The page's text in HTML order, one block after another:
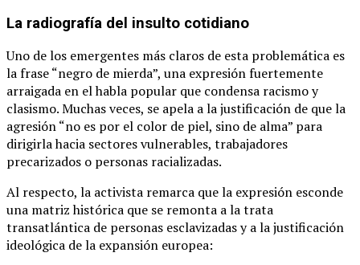
La radiografía del insulto cotidiano
Uno de los emergentes más claros de esta problemática es
la frase “negro de mierda”, una expresión fuertemente
arraigada en el habla popular que condensa racismo y
clasismo. Muchas veces, se apela a la justificación de que la
agresión “no es por el color de piel, sino de alma” para
dirigirla hacia sectores vulnerables, trabajadores
precarizados o personas racializadas.
Al respecto, la activista remarca que la expresión esconde
una matriz histórica que se remonta a la trata
transatlántica de personas esclavizadas y a la justificación
ideológica de la expansión europea: